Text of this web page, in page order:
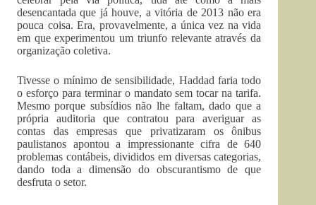
desencantada que já houve, a vitória de 2013 não era
pouca coisa. Era, provavelmente, a única vez na vida
em que experimentou um triunfo relevante através da
organização coletiva.
Tivesse o mínimo de sensibilidade, Haddad faria todo
o esforço para terminar o mandato sem tocar na tarifa.
Mesmo porque subsídios não lhe faltam, dado que a
própria auditoria que contratou para averiguar as
contas das empresas que privatizaram os ônibus
paulistanos apontou a impressionante cifra de 640
problemas contábeis, divididos em diversas categorias,
dando toda a dimensão do obscurantismo de que
desfruta o setor.